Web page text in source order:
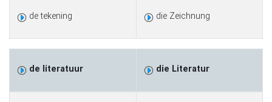
de tekening die Zeichnung
de literatuur die Literatur